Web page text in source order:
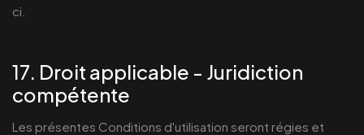
ci.
17. Droit applicable - Juridiction
compétente
Les présentes Conditions d'utilisation seront régies et